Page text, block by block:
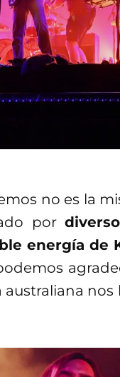
no es la
por
energía de